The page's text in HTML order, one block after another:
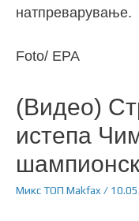
натпреварување.
Foto/ EPA
(Видео)
истепа
МиксТОП Makfax/